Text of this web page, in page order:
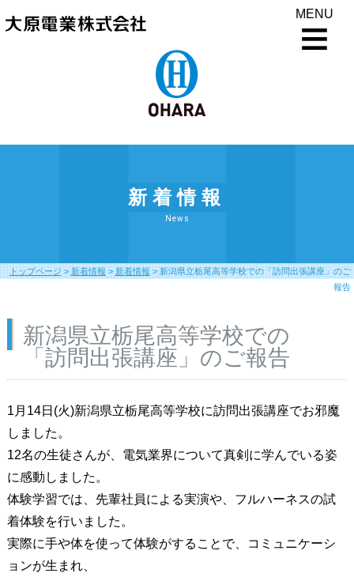
MENU
新着情報
News
トップページ> 新着情報 > 新着情報 > 新潟県立栃尾高等学校での「訪問出張講座」のご
報告
新潟県立栃尾高等学校での
「訪問出張講座」のご報告
1月14日(火)新潟県立栃尾高等学校に訪問出張講座でお邪魔
しました。
12名の生徒さんが、電気業界について真剣に学んでいる姿
に感動しました。
体験学習では、先輩社員による実演や、フルハーネスの試
着体験を行いました。
実際に手や体を使って体験がすることで、コミュニケーシ
ョンが生まれ、